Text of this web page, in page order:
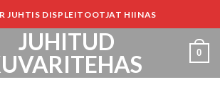
JUHTIS DISPLEITOOTJAT HIINAS
0